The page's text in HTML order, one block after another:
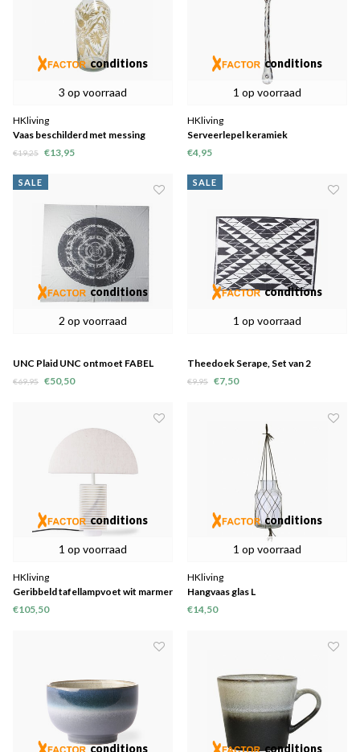
3 op voorraad
conditions
HKliving
Vaas beschilderd met messing
€19,25 €13,95
1 op voorraad
conditions
HKliving
Serveerlepel keramiek
€4,95
SALE
2 op voorraad
conditions
UNC Plaid UNC ontmoet FABEL
"Eagle"
€69,95 €50,50
SALE
1 op voorraad
conditions
Theedoek Serape, Set van 2
€9,95 €7,50
1 op voorraad
conditions
HKliving
Geribbeld tafellampvoet wit marmer
€105,50
1 op voorraad
conditions
HKliving
Hangvaas glas L
€14,50
conditions conditions